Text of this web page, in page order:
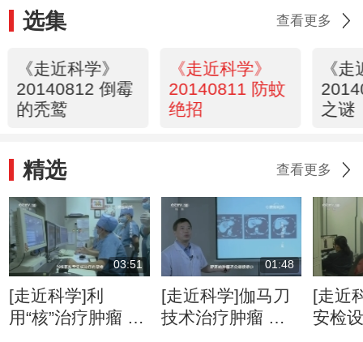
选集 查看更多
《走近科学》
20140812 倒霉
的秃鹫
《走近科学》
20140811 防蚊
绝招
《
之谜
精选 查看更多
03:51
[走近科学]利
用“核”治疗肿瘤 是
01:48
[走近科学]伽马刀
技术治疗肿瘤 精
[走近
安检